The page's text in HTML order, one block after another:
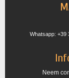
Whatsapp: +39
Neem